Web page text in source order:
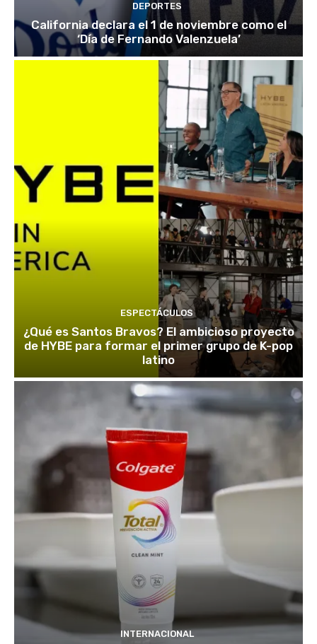
DEPORTES
California declara el 1 de noviembre como el
‘Día de Fernando Valenzuela’
ESPECTÁCULOS
¿Qué es Santos Bravos? El ambicioso proyecto
de HYBE para formar el primer grupo de K-pop
latino
INTERNACIONAL